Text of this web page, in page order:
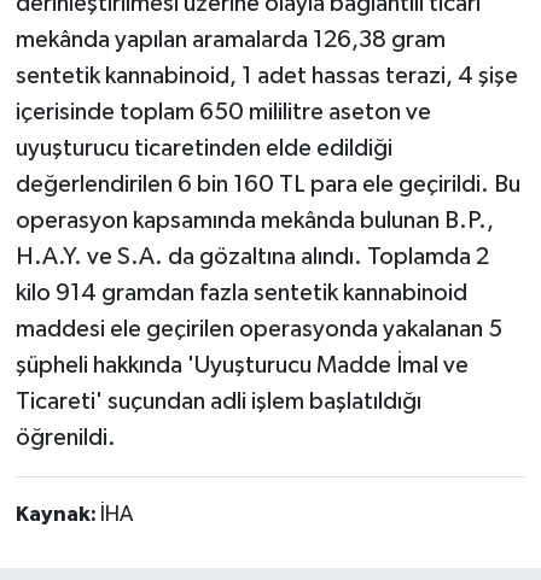
mekânda yapılan aramalarda 126,38 gram
sentetik kannabinoid, 1 adet hassas terazi, 4 şişe
içerisinde toplam 650 mililitre aseton ve
uyuşturucu ticaretinden elde edildiği
değerlendirilen 6 bin 160 TL para ele geçirildi. Bu
operasyon kapsamında mekânda bulunan B.P.,
H.A.Y. ve S.A. da gözaltına alındı. Toplamda 2
kilo 914 gramdan fazla sentetik kannabinoid
maddesi ele geçirilen operasyonda yakalanan 5
şüpheli hakkında 'Uyuşturucu Madde İmal ve
Ticareti' suçundan adli işlem başlatıldığı
öğrenildi.
Kaynak: İHA